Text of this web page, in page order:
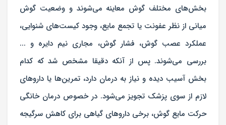
بخش‌های مختلف گوش معاینه می‌شوند و وضعیت گوش
میانی از نظر عفونت یا تجمع مایع، وجود کیست‌های شنوایی،
عملکرد عصب گوش، فشار گوش، مجاری نیم دایره و ...
بررسی می‌شوند. پس از آنکه دقیقا مشخص شد که کدام
بخش آسیب دیده و نیاز به درمان دارد، تمرین‌ها یا داروهای
لازم از سوی پزشک تجویز می‌شود. در خصوص درمان خانگی
حرکت مایع گوش، برخی داروهای گیاهی برای کاهش سرگیجه